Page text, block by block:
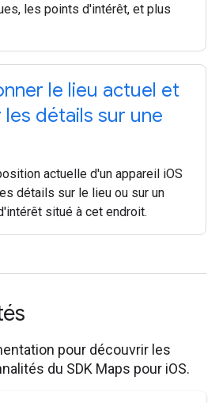
les points d'intérêt, et plus
le lieu actuel et
détails sur une
actuelle d'un appareil iOS
détails sur le lieu ou sur un
situé à cet endroit.
pour découvrir les
du SDK Maps pour iOS.